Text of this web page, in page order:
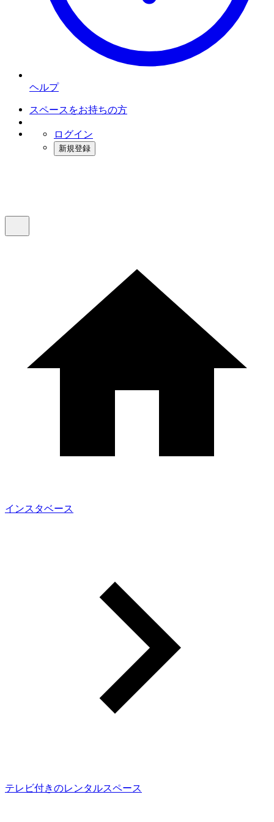
ヘルプ
スペースをお持ちの方
ログイン
新規登録
インスタベース
テレビ付きのレンタルスペース